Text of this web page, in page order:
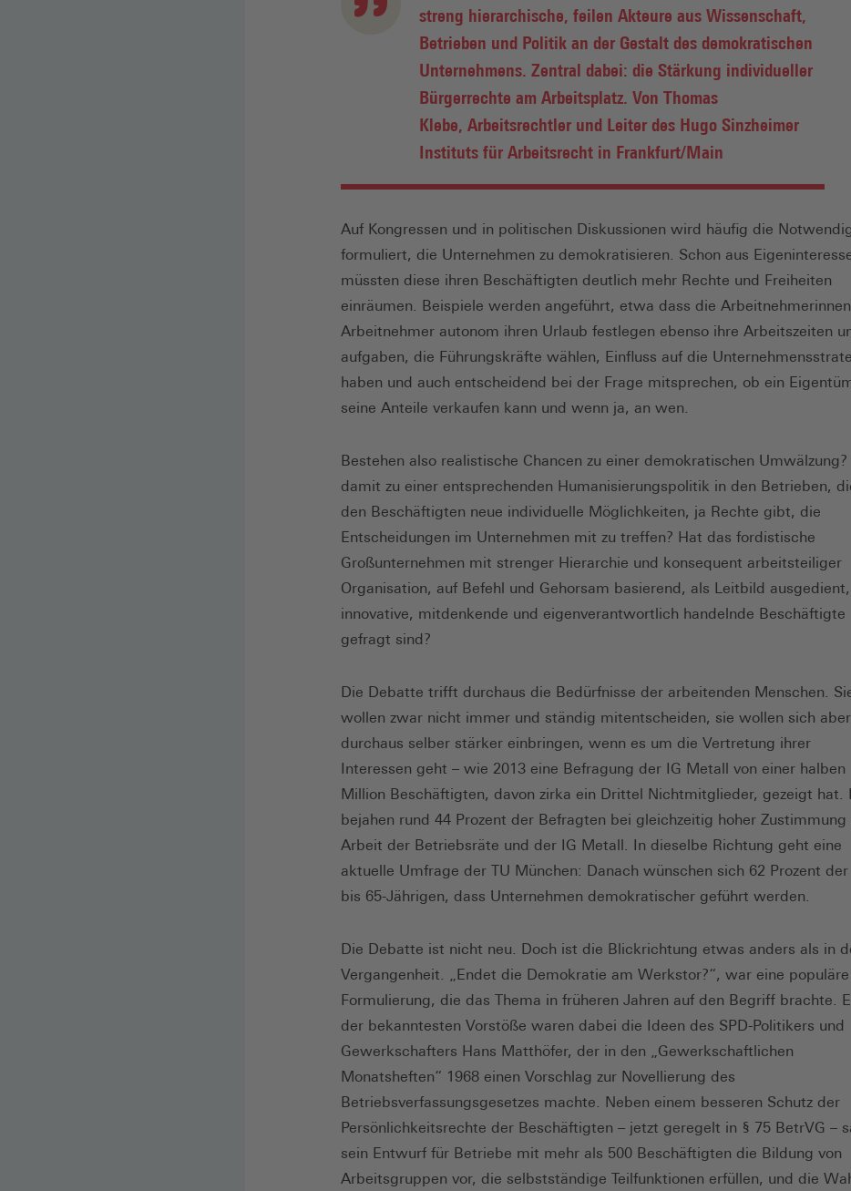
streng hierarchische, feilen Akteure aus Wissenschaft,
Betrieben und Politik an der Gestalt des demokratischen
Unternehmens. Zentral dabei: die Stärkung individueller
Bürgerrechte am Arbeitsplatz. Von Thomas
Klebe, Arbeitsrechtler und Leiter des Hugo Sinzheimer
Instituts für Arbeitsrecht in Frankfurt/Main
Auf Kongressen und in politischen Diskussionen wird häufig die
formuliert, die Unternehmen zu demokratisieren. Schon aus
müssten diese ihren Beschäftigten deutlich mehr Rechte und Freiheiten
einräumen. Beispiele werden angeführt, etwa dass die
Arbeitnehmer autonom ihren Urlaub festlegen ebenso ihre Arbeitszeiten
aufgaben, die Führungskräfte wählen, Einfluss auf die
haben und auch entscheidend bei der Frage mitsprechen, ob ein
seine Anteile verkaufen kann und wenn ja, an wen.
Bestehen also realistische Chancen zu einer demokratischen Umwälzung?
damit zu einer entsprechenden Humanisierungspolitik in den Betrieben,
den Beschäftigten neue individuelle Möglichkeiten, ja Rechte gibt, die
Entscheidungen im Unternehmen mit zu treffen? Hat das fordistische
Großunternehmen mit strenger Hierarchie und konsequent arbeitsteiliger
Organisation, auf Befehl und Gehorsam basierend, als Leitbild
innovative, mitdenkende und eigenverantwortlich handelnde Beschäftigte
gefragt sind?
Die Debatte trifft durchaus die Bedürfnisse der arbeitenden Menschen.
wollen zwar nicht immer und ständig mitentscheiden, sie wollen sich aber
durchaus selber stärker einbringen, wenn es um die Vertretung ihrer
Interessen geht – wie 2013 eine Befragung der IG Metall von einer halben
Million Beschäftigten, davon zirka ein Drittel Nichtmitglieder, gezeigt hat.
bejahen rund 44 Prozent der Befragten bei gleichzeitig hoher Zustimmung
Arbeit der Betriebsräte und der IG Metall. In dieselbe Richtung geht eine
aktuelle Umfrage der TU München: Danach wünschen sich 62 Prozent der
bis 65-Jährigen, dass Unternehmen demokratischer geführt werden.
Die Debatte ist nicht neu. Doch ist die Blickrichtung etwas anders als in
Vergangenheit. „Endet die Demokratie am Werkstor?“, war eine populäre
Formulierung, die das Thema in früheren Jahren auf den Begriff brachte.
der bekanntesten Vorstöße waren dabei die Ideen des SPD-Politikers und
Gewerkschafters Hans Matthöfer, der in den „Gewerkschaftlichen
Monatsheften“ 1968 einen Vorschlag zur Novellierung des
Betriebsverfassungsgesetzes machte. Neben einem besseren Schutz der
Persönlichkeitsrechte der Beschäftigten – jetzt geregelt in § 75 BetrVG –
sein Entwurf für Betriebe mit mehr als 500 Beschäftigten die Bildung von
Arbeitsgruppen vor, die selbstständige Teilfunktionen erfüllen, und die